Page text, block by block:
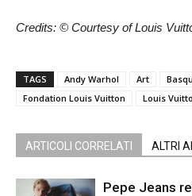
Credits: © Courtesy of Louis
TAGS Andy Warhol Art
Fondation Louis Vuitton
Louis
ARTICOLI CORRELATI ALTRI
Pepe Jeans